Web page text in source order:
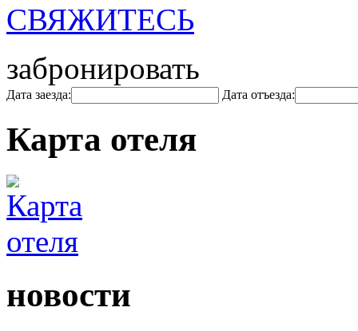
СВЯЖИТЕСЬ
забронировать
Дата заезда: Дата отъезда:
Карта отеля
новости